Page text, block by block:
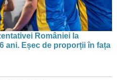
României la
ani. Eșec de proporții în fața